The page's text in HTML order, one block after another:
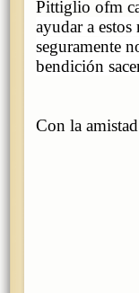
Pittiglio ofm
ayudar a
seguramente
bendición
Con la